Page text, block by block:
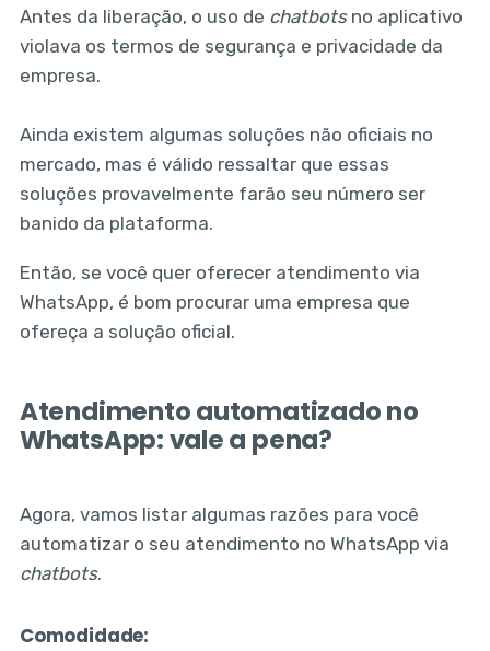
Antes da liberação, o uso de chatbotsno aplicativo
violava os termos de segurança e privacidade da
empresa.
Ainda existem algumas soluções não oficiais no
mercado, mas é válido ressaltar que essas
soluções provavelmente farão seu número ser
banido da plataforma.
Então, se você quer oferecer atendimento via
WhatsApp, é bom procurar uma empresa que
ofereça a solução oficial.
Atendimento automatizado no
WhatsApp: vale a pena?
Agora, vamos listar algumas razões para você
automatizar o seu atendimento no WhatsApp via
chatbots.
Comodidade: